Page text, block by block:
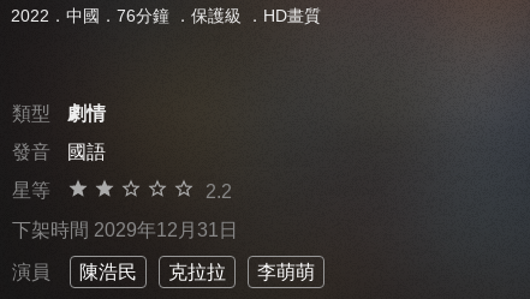
2022．中國．76分鐘 ． 保護級 ．HD畫質
類型
劇情
發音
國語
星等
2.2
下架時間 2029年12月31日
演員 陳浩民 克拉拉 李萌萌